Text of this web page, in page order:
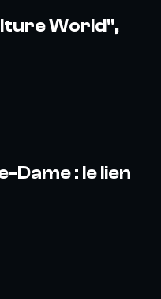
World",
Dame : le lien